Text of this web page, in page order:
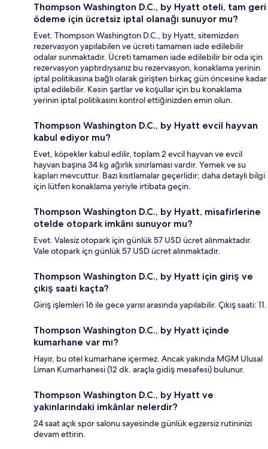
Thompson Washington D.C., by Hyatt oteli, tam geri
ödeme için ücretsiz iptal olanağı sunuyor mu?
Evet. Thompson Washington D.C., by Hyatt, sitemizden
rezervasyon yapılabilen ve ücreti tamamen iade edilebilir
odalar sunmaktadır. Ücreti tamamen iade edilebilir bir oda için
rezervasyon yaptırdıysanız bu rezervasyon, konaklama yerinin
iptal politikasına bağlı olarak girişten birkaç gün öncesine kadar
iptal edilebilir. Kesin şartlar ve koşullar için bu konaklama
yerinin iptal politikasını kontrol ettiğinizden emin olun.
Thompson Washington D.C., by Hyatt evcil hayvan
kabul ediyor mu?
Evet, köpekler kabul edilir, toplam 2 evcil hayvan ve evcil
hayvan başına 34 kg ağırlık sınırlaması vardır. Yemek ve su
kapları mevcuttur. Bazı kısıtlamalar geçerlidir; daha detaylı bilgi
için lütfen konaklama yeriyle irtibata geçin.
Thompson Washington D.C., by Hyatt, misafirlerine
otelde otopark imkânı sunuyor mu?
Evet. Valesiz otopark için günlük 57 USD ücret alınmaktadır.
Vale otopark içn günlük 57 USD ücret alınmaktadır.
Thompson Washington D.C., by Hyatt için giriş ve
çıkış saati kaçta?
Giriş işlemleri 16 ile gece yarısı arasında yapılabilir. Çıkış saati: 11.
Thompson Washington D.C., by Hyatt içinde
kumarhane var mı?
Hayır, bu otel kumarhane içermez. Ancak yakında MGM Ulusal
Liman Kumarhanesi (12 dk. araçla gidiş mesafesi) bulunur.
Thompson Washington D.C., by Hyatt ve
yakınlarındaki imkânlar nelerdir?
24 saat açık spor salonu sayesinde günlük egzersiz rutininizi
devam ettirin.